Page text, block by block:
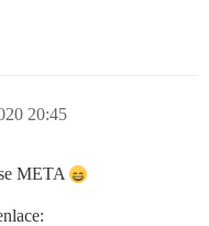
20:45
META